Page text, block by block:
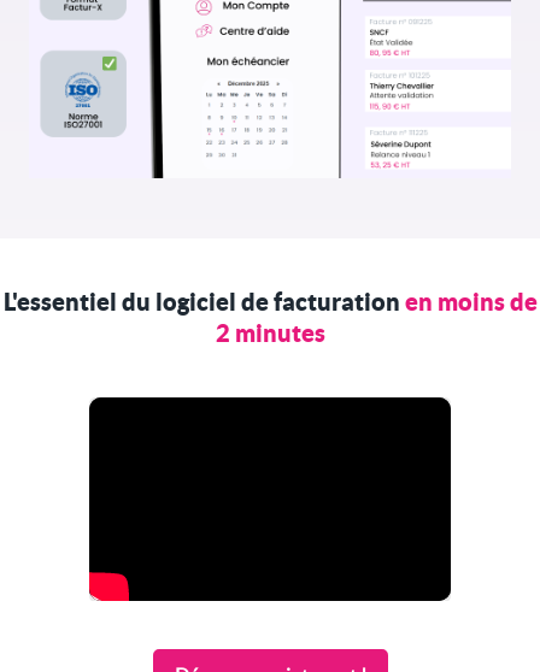
L'essentiel du logiciel de facturation en moins de
2 minutes